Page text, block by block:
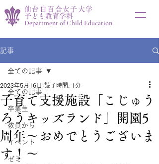
仙台白百合女子大学
子ども教育学科
Department of Child Education
記事
全ての記事
卒業生
教員から
イベント
ゼミ
全ての記事
子育て支援施設「こじゅう
ろうキッズランド」開園5
周年～おめでとうございま
す！～
2023年5月16日 読了時間: 1分